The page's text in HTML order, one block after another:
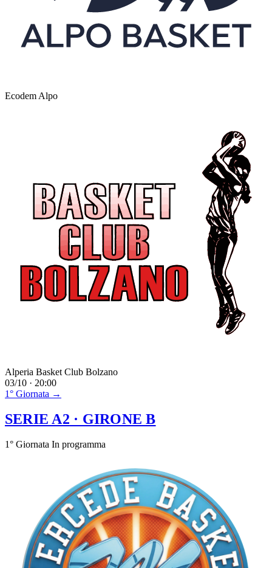
Ecodem Alpo
Alperia Basket Club Bolzano
03/10 · 20:00
1° Giornata →
SERIE A2 · GIRONE B
1° Giornata In programma